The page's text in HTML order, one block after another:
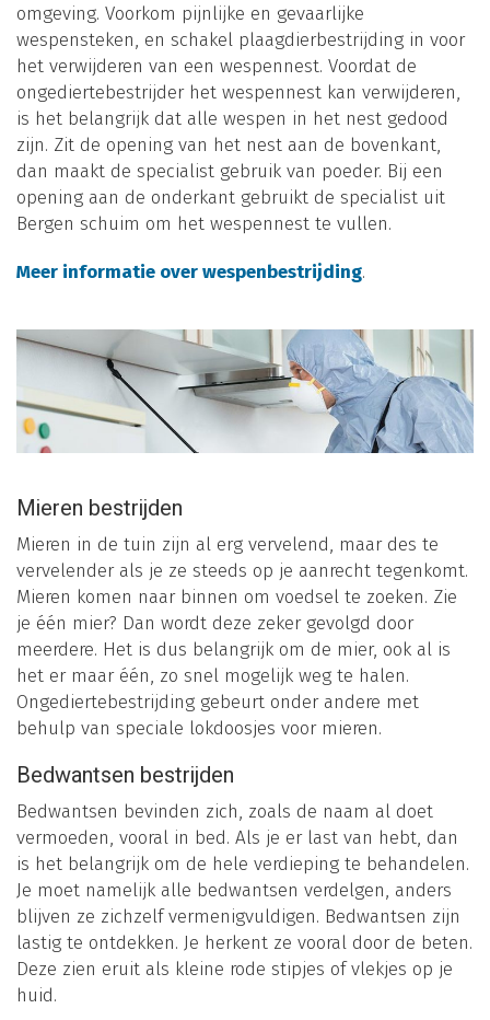
omgeving. Voorkom pijnlijke en gevaarlijke
wespensteken, en schakel plaagdierbestrijding in voor
het verwijderen van een wespennest. Voordat de
ongediertebestrijder het wespennest kan verwijderen,
is het belangrijk dat alle wespen in het nest gedood
zijn. Zit de opening van het nest aan de bovenkant,
dan maakt de specialist gebruik van poeder. Bij een
opening aan de onderkant gebruikt de specialist uit
Bergen schuim om het wespennest te vullen.
Meer informatie over wespenbestrijding.
Mieren bestrijden
Mieren in de tuin zijn al erg vervelend, maar des te
vervelender als je ze steeds op je aanrecht tegenkomt.
Mieren komen naar binnen om voedsel te zoeken. Zie
je één mier? Dan wordt deze zeker gevolgd door
meerdere. Het is dus belangrijk om de mier, ook al is
het er maar één, zo snel mogelijk weg te halen.
Ongediertebestrijding gebeurt onder andere met
behulp van speciale lokdoosjes voor mieren.
Bedwantsen bestrijden
Bedwantsen bevinden zich, zoals de naam al doet
vermoeden, vooral in bed. Als je er last van hebt, dan
is het belangrijk om de hele verdieping te behandelen.
Je moet namelijk alle bedwantsen verdelgen, anders
blijven ze zichzelf vermenigvuldigen. Bedwantsen zijn
lastig te ontdekken. Je herkent ze vooral door de beten.
Deze zien eruit als kleine rode stipjes of vlekjes op je
huid.